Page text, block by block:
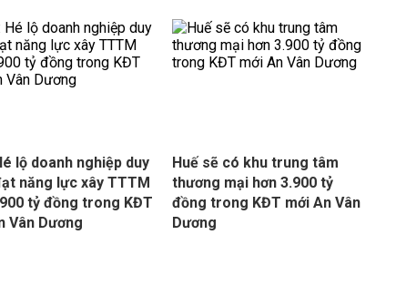
lộ doanh nghiệp duy
năng lực xây TTTM
tỷ đồng trong KĐT
Vân Dương
Huế sẽ có khu trung tâm
thương mại hơn 3.900 tỷ
đồng trong KĐT mới An Vân
Dương